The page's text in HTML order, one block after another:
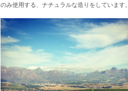
のみ使用する、ナチュラルな造りをしています。